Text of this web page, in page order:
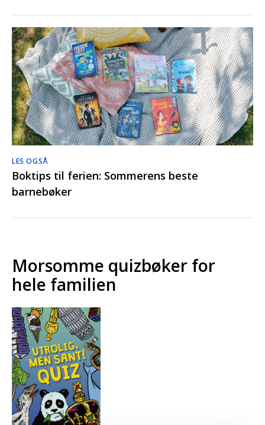
LES OGSÅ
Boktips til ferien: Sommerens beste
barnebøker
Morsomme quizbøker for
hele familien